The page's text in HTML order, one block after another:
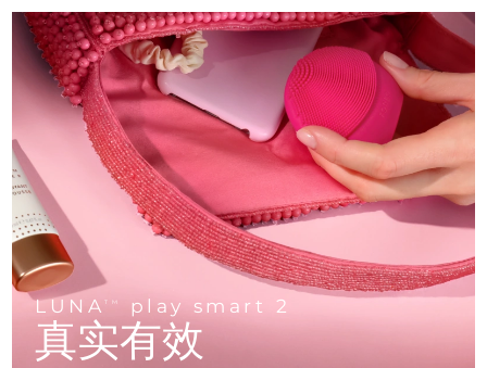
LUNATM play smart 2
真实有效
Travel-friendly IPL hair removal
PEACH™ Cooling Prep Gel
Cooling IPL hair removal gel
Firming body serum
ESPADA™ 2
Acne treatment device
ESPADA™ Blemish Solution
Concentrated acne gel
ESPADA™ 设备
All acne treatment devices
IRIS™ 2
Rejuvenating eye massager
眼部护肤
Advanced eye care treatment
眼部护理设备
All revitalizing eye massagers
KIWI™ derma
Diamond microdermabrasion .
KIWI™
Blackhead remover
KIWI™ 皮肤护理
Advanced pore care essentials
LUNA™ 4 hair
2-in-1 LED scalp massager
FLIP™ play advanced
LED light hairbrush
LUNA™ Dual-Peptide Scalp
For healthy hair
牙齿美白
NEW
issa™ Teeth Whitening Set
Dual LED + sonic device & 18% PAP gel
issa™ Teeth Whitening Gel
18% PAP
更多的
护肤品 男士
匈牙利 预计送达日期 8/11/26
冰岛 预计送达日期8/12/26
印度尼西亚 预计送达日期8/9/26
爱尔兰 预计送达日期8/11/26
马恩岛
以色列 预计送达日期8/15/26
意大利